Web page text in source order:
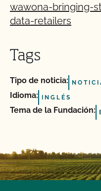
wawona-bringing-
data-retailers
Tags
Tipo de noticia:
Idioma: INGLÉS
Tema de la Fundación: